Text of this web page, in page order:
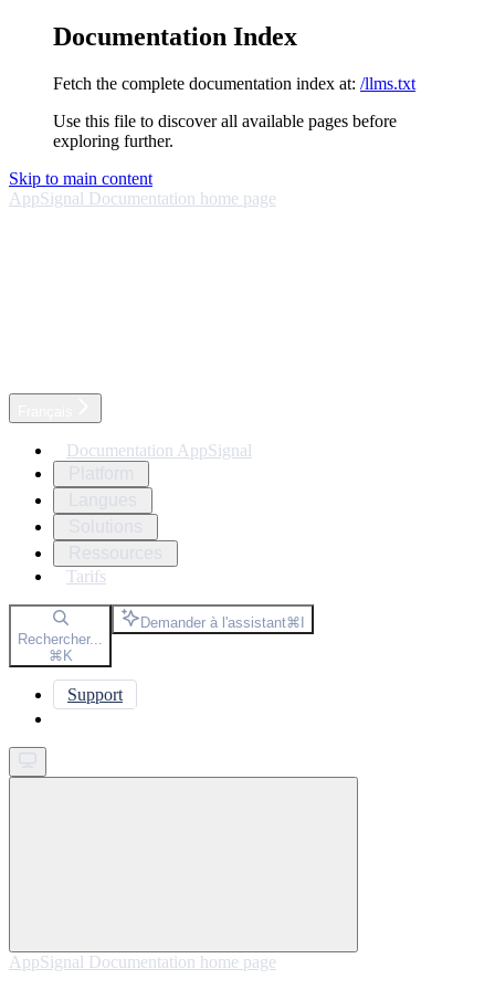
Documentation Index
Fetch the complete documentation index at: /llms.txt
Use this file to discover all available pages before
exploring further.
Skip to main content
AppSignal Documentation home page
Documentation AppSignal
Tarifs
Rechercher...
⌘K
Demander à l'assistant⌘I
Support
AppSignal Documentation home page